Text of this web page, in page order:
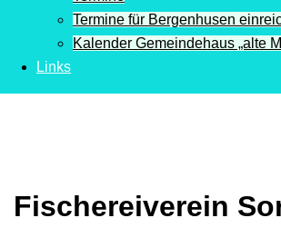
Termine für Bergenhusen
Kalender Gemeindehaus „alte
Links
Fischereiverein